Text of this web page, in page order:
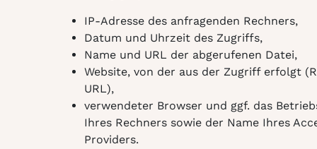
IP-Adresse des anfragenden Rechners,
Datum und Uhrzeit des Zugriffs,
Name und URL der abgerufenen Datei,
Website, von der aus der Zugriff erfolgt
URL),
verwendeter Browser und ggf. das
Ihres Rechners sowie der Name Ihres
Providers.